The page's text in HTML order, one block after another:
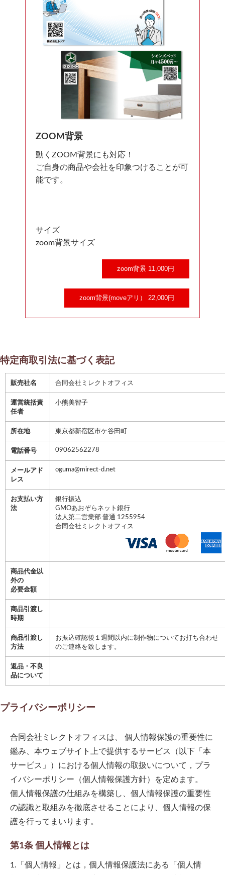
ZOOM背景
動くZOOM背景にも対応！
ご自身の商品や会社を印象つけることが可
能です。
サイズ
zoom背景サイズ
zoom背景 11,000円
zoom背景(moveアリ） 22,000円
特定商取引法に基づく表記
販売社名 合同会社ミレクトオフィス
運営統括責
任者
小熊美智子
所在地 東京都新宿区市ケ谷田町
電話番号 09062562278
メールアド
レス
oguma@mirect-d.net
お支払い方
法
銀行振込
GMOあおぞらネット銀行
法人第二営業部 普通 1255954
合同会社ミレクトオフィス
商品代金以
外の
必要金額
商品引渡し
時期
商品引渡し
方法
お振込確認後１週間以内に制作物についてお打ち合わせ
のご連絡を致します。
返品・不良
品について
プライバシーポリシー
合同会社ミレクトオフィスは、 個人情報保護の重要性に
鑑み、本ウェブサイト上で提供するサービス（以下「本
サービス」）における個人情報の取扱いについて，プラ
イバシーポリシー（個人情報保護方針）を定めます。
個人情報保護の仕組みを構築し、個人情報保護の重要性
の認識と取組みを徹底させることにより、個人情報の保
護を行ってまいります。
第1条 個人情報とは
1.「個人情報」とは，個人情報保護法にある「個人情